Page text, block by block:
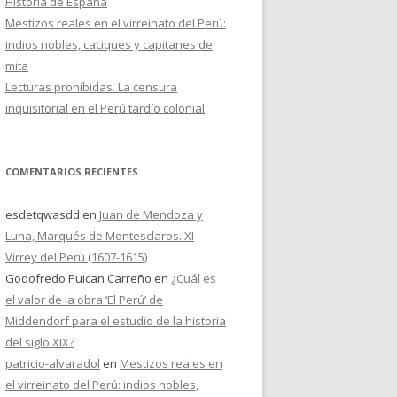
Mestizos reales en el virreinato del Perú:
indios nobles, caciques y capitanes de
mita
Lecturas prohibidas. La censura
inquisitorial en el Perú tardío colonial
COMENTARIOS RECIENTES
esdetqwasdd en Juan de Mendoza y
Luna, Marqués de Montesclaros. XI
Virrey del Perú (1607-1615)
Godofredo Puican Carreño en ¿Cuál es
el valor de la obra ‘El Perú’ de
Middendorf para el estudio de la historia
del siglo XIX?
patricio-alvaradol en Mestizos reales en
el virreinato del Perú: indios nobles,